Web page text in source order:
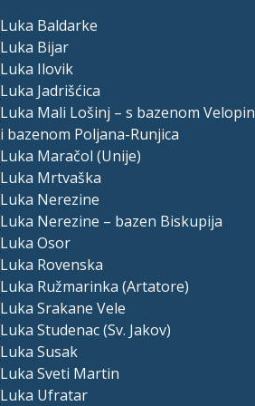
Luka Baldarke
Luka Bijar
Luka Ilovik
Luka Jadrišćica
Luka Mali Lošinj – s bazenom Velopin
i bazenom Poljana-Runjica
Luka Maračol (Unije)
Luka Mrtvaška
Luka Nerezine
Luka Nerezine – bazen Biskupija
Luka Osor
Luka Rovenska
Luka Ružmarinka (Artatore)
Luka Srakane Vele
Luka Studenac (Sv. Jakov)
Luka Susak
Luka Sveti Martin
Luka Ufratar